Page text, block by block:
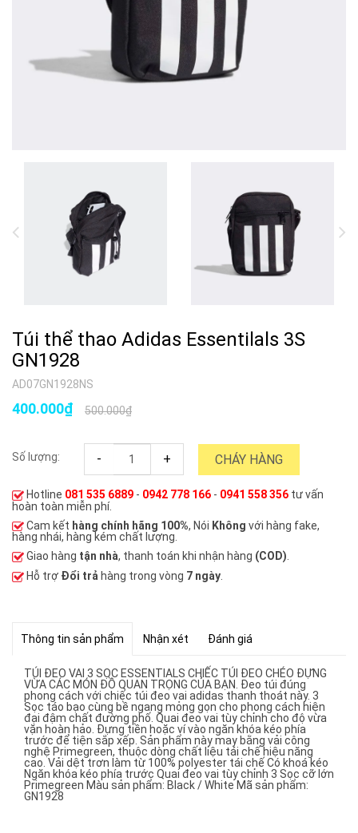
Túi thể thao Adidas Essentilals 3S
GN1928
AD07GN1928NS
500.000₫
400.000₫
Số lượng: - + CHÁY HÀNG
Hotline 081 535 6889 - 0942 778 166 - 0941 558 356 tư vấn
hoàn toàn miễn phí.
Cam kết hàng chính hãng 100%, Nói Không với hàng fake,
hàng nhái, hàng kém chất lượng.
Giao hàng tận nhà, thanh toán khi nhận hàng (COD).
Hỗ trợ Đổi trả hàng trong vòng 7 ngày
Thông tin sản phẩm Nhận xét Đánh giá
TÚI ĐEO VAI 3 SỌC ESSENTIALS CHIẾC TÚI ĐEO CHÉO ĐỰNG
VỪA CÁC MÓN ĐỒ QUAN TRỌNG CỦA BẠN. Đeo túi đúng
phong cách với chiếc túi đeo vai adidas thanh thoát này. 3
Sọc táo bạo cùng bề ngang mỏng gọn cho phong cách hiện
đại đậm chất đường phố. Quai đeo vai tùy chỉnh cho độ vừa
vặn hoàn hảo. Đựng tiền hoặc ví vào ngăn khóa kéo phía
trước để tiện sắp xếp. Sản phẩm này may bằng vải công
nghệ Primegreen, thuộc dòng chất liệu tái chế hiệu năng
cao. Vải dệt trơn làm từ 100% polyester tái chế Có khoá kéo
Ngăn khóa kéo phía trước Quai đeo vai tùy chỉnh 3 Sọc cỡ lớn
Primegreen Màu sản phẩm: Black / White Mã sản phẩm:
GN1928